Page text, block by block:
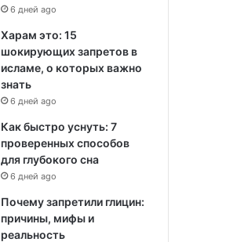
6 дней ago
Харам это: 15
шокирующих запретов в
исламе, о которых важно
знать
6 дней ago
Как быстро уснуть: 7
проверенных способов
для глубокого сна
6 дней ago
Почему запретили глицин:
причины, мифы и
реальность